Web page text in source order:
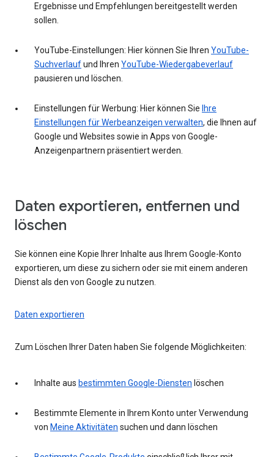
Ergebnisse und Empfehlungen bereitgestellt werden
sollen.
YouTube-Einstellungen: Hier können Sie Ihren YouTube-
Suchverlaufund Ihren YouTube-Wiedergabeverlauf
pausieren und löschen.
Einstellungen für Werbung: Hier können Sie Ihre
Einstellungen für Werbeanzeigen verwalten, die Ihnen auf
Google und Websites sowie in Apps von Google-
Anzeigenpartnern präsentiert werden.
Daten exportieren, entfernen und
löschen
Sie können eine Kopie Ihrer Inhalte aus Ihrem Google-Konto
exportieren, um diese zu sichern oder sie mit einem anderen
Dienst als den von Google zu nutzen.
Daten exportieren
Zum Löschen Ihrer Daten haben Sie folgende Möglichkeiten:
Inhalte aus bestimmten Google-Diensten löschen
Bestimmte Elemente in Ihrem Konto unter Verwendung
von Meine Aktivitäten suchen und dann löschen